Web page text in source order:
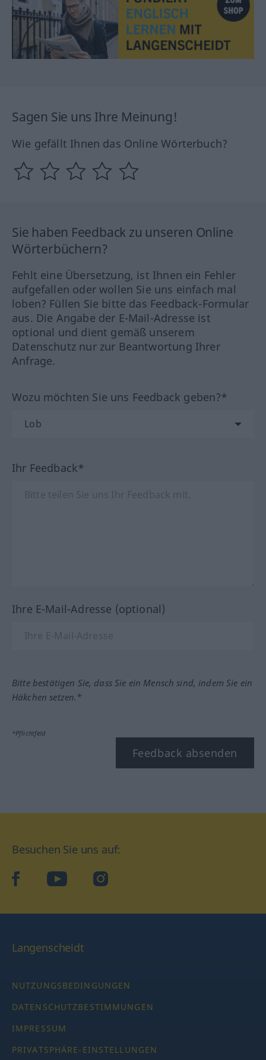
Sagen Sie uns Ihre Meinung!
Wie gefällt Ihnen das Online Wörterbuch?
Sie haben Feedback zu unseren Online
Wörterbüchern?
Fehlt eine Übersetzung, ist Ihnen ein Fehler
aufgefallen oder wollen Sie uns einfach mal
loben? Füllen Sie bitte das Feedback-Formular
aus. Die Angabe der E-Mail-Adresse ist
optional und dient gemäß unserem
Datenschutz nur zur Beantwortung Ihrer
Anfrage.
Wozu möchten Sie uns Feedback geben?*
Ihr Feedback*
Ihre E-Mail-Adresse (optional)
Bitte bestätigen Sie, dass Sie ein Mensch sind, indem Sie ein
Häkchen setzen.*
*Pflichtfeld
Feedback absenden
Besuchen Sie uns auf:
facebookYouTube Instagram
Langenscheidt
NUTZUNGSBEDINGUNGEN
DATENSCHUTZBESTIMMUNGEN
IMPRESSUM
PRIVATSPHÄRE-EINSTELLUNGEN